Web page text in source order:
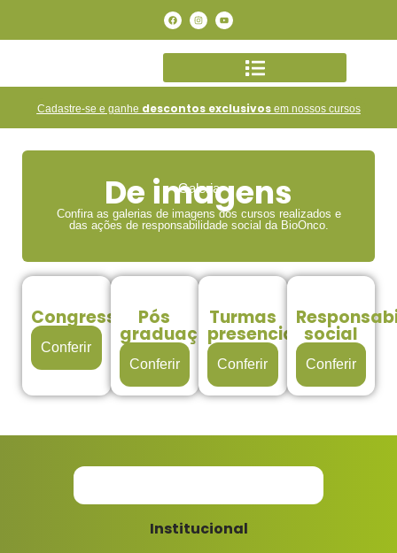
Cadastre-se e ganhe descontos exclusivosem nossos cursos
Galeria
De imagens
Confira as galerias de imagens dos cursos realizados e
das ações de responsabilidade social da BioOnco.
Congresso
Conferir
Pós
graduação
Conferir
Turmas
presenciais
Conferir
social
Conferir
Institucional